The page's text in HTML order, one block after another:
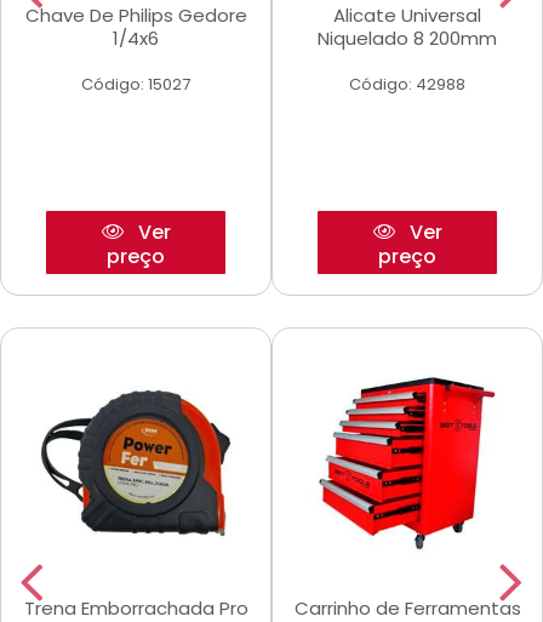
Chave De Philips Gedore
1/4x6
Código: 15027
Ver
preço
Alicate Universal
Niquelado 8 200mm
Código: 42988
Ver
preço
Trena Emborrachada Pro
Carrinho de Ferramentas